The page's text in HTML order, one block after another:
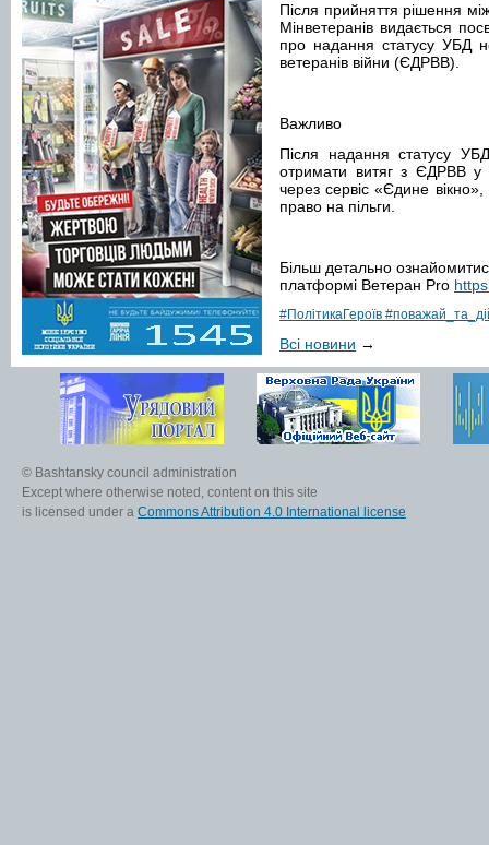
Після прийняття рішення
Мінветеранів видається
про надання статусу УБД
ветеранів війни (ЄДРВВ).
Важливо
Після надання статусу
отримати витяг з ЄДРВВ у
через сервіс «Єдине
право на пільги.
Більш детально
платформі Ветеран Pro
#ПолітикаГероїв
Всі новини →
© Bashtansky council administration
Except where otherwise noted, content on this site
is licensed under a Commons Attribution 4.0 International license